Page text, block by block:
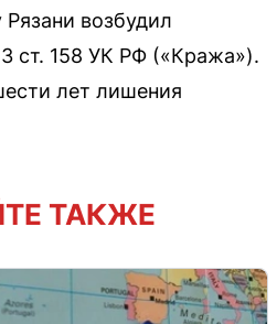
возбудил
ст. 158 УК РФ («Кража»).
лет лишения
ТАКЖЕ